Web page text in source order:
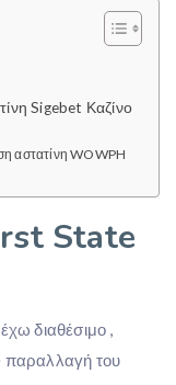
Sigebet Καζίνο
αστατίνη WOWPH
State
διαθέσιμο ,
παραλλαγή του